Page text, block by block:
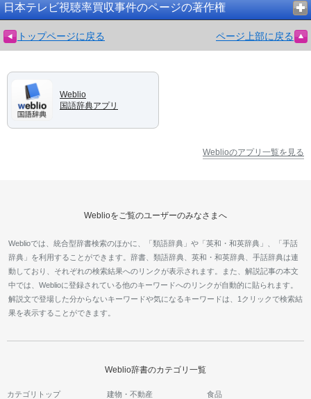
日本テレビ視聴率買収事件のページの著作権
トップページに戻る ページ上部に戻る
Weblio
国語辞典アプリ
Weblioのアプリ一覧を見る
Weblioをご覧のユーザーのみなさまへ
Weblioでは、統合型辞書検索のほかに、「類語辞典」や「英和・和英辞典」、「手話
辞典」を利用することができます。辞書、類語辞典、英和・和英辞典、手話辞典は連
動しており、それぞれの検索結果へのリンクが表示されます。また、解説記事の本文
中では、Weblioに登録されている他のキーワードへのリンクが自動的に貼られます。
解説文で登場した分からないキーワードや気になるキーワードは、1クリックで検索結
果を表示することができます。
Weblio辞書のカテゴリ一覧
カテゴリトップ 建物・不動産 食品